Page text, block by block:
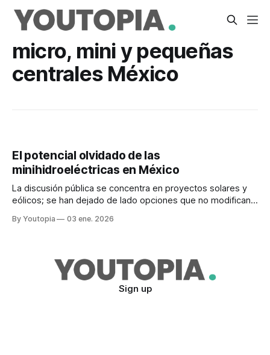
micro, mini y pequeñas
centrales México
El potencial olvidado de las
minihidroeléctricas en México
La discusión pública se concentra en proyectos solares y
eólicos; se han dejado de lado opciones que no modifican
By Youtopia 03 ene. 2026
Sign up